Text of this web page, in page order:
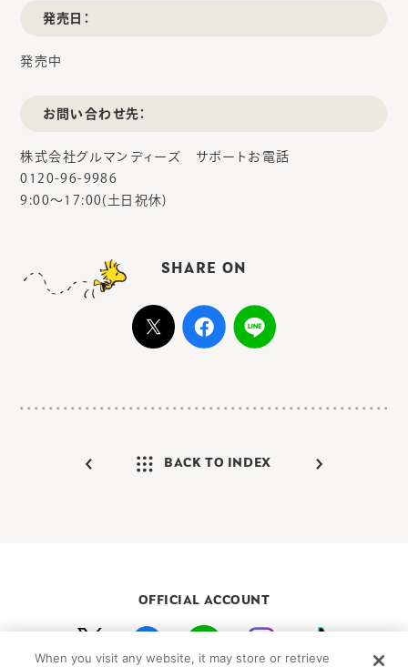
発売日：
発売中
お問い合わせ先：
株式会社グルマンディーズ サポートお電話
0120-96-9986
9:00～17:00(土日祝休)
SHARE ON
BACK TO INDEX
OFFICIAL ACCOUNT
When you visit any website, it may store or retrieve